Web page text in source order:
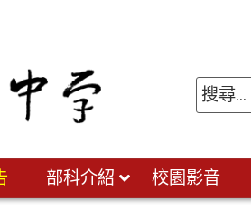
部科介紹 校園影音